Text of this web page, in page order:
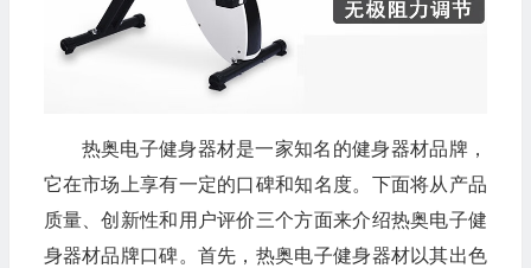
热奥电子健身器材是一家知名的健身器材品牌，
它在市场上享有一定的口碑和知名度。下面将从产品
质量、创新性和用户评价三个方面来介绍热奥电子健
身器材品牌口碑。首先，热奥电子健身器材以其出色